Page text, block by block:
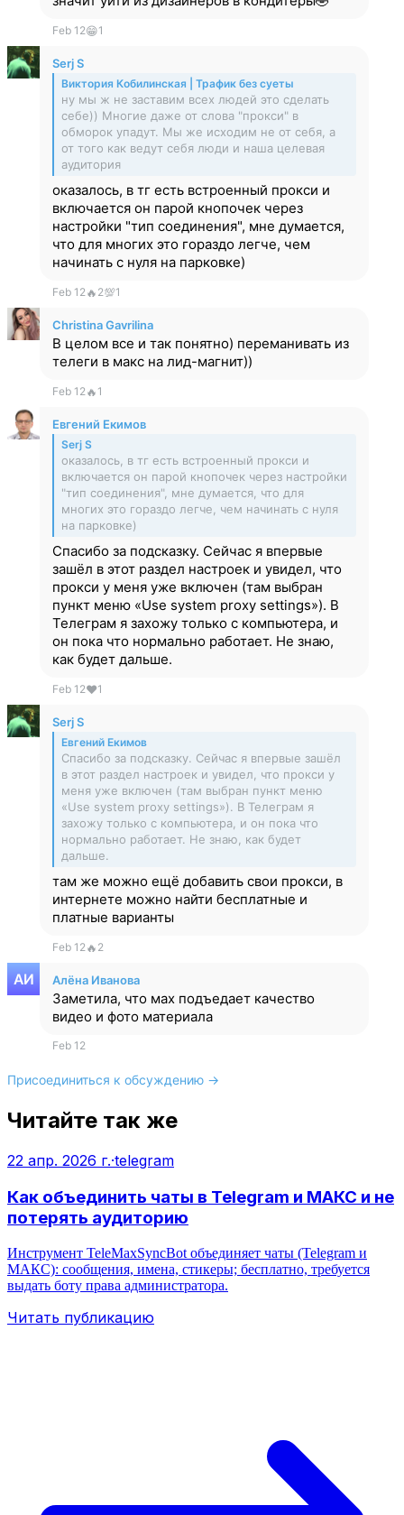
Feb 12😁1
Serj S
Виктория Кобилинская | Трафик без суеты
ну мы ж не заставим всех людей это сделать
себе)) Многие даже от слова "прокси" в
обморок упадут. Мы же исходим не от себя, а
от того как ведут себя люди и наша целевая
аудитория
оказалось, в тг есть встроенный прокси и
включается он парой кнопочек через
настройки "тип соединения", мне думается,
что для многих это гораздо легче, чем
начинать с нуля на парковке)
Feb 12🔥 2💯1
Christina Gavrilina
В целом все и так понятно) переманивать из
телеги в макс на лид-магнит))
Feb 12🔥 1
Евгений Екимов
Serj S
оказалось, в тг есть встроенный прокси и
включается он парой кнопочек через настройки
"тип соединения", мне думается, что для
многих это гораздо легче, чем начинать с нуля
на парковке)
Спасибо за подсказку. Сейчас я впервые
зашёл в этот раздел настроек и увидел, что
прокси у меня уже включен (там выбран
пункт меню «Use system proxy settings»). В
Телеграм я захожу только с компьютера, и
он пока что нормально работает. Не знаю,
как будет дальше.
Feb 12❤1
Serj S
Евгений Екимов
Спасибо за подсказку. Сейчас я впервые зашёл
в этот раздел настроек и увидел, что прокси у
меня уже включен (там выбран пункт меню
«Use system proxy settings»). В Телеграм я
захожу только с компьютера, и он пока что
нормально работает. Не знаю, как будет
дальше.
там же можно ещё добавить свои прокси, в
интернете можно найти бесплатные и
платные варианты
Feb 12🔥 2
Алёна Иванова
Заметила, что мах подъедает качество
видео и фото материала
Feb 12
Присоединиться к обсуждению →
Читайте так же
22 апр. 2026 г.·telegram
Как объединить чаты в Telegram и МАКС и не
потерять аудиторию
Инструмент TeleMaxSyncBot объединяет чаты (Telegram и
МАКС): сообщения, имена, стикеры; бесплатно, требуется
выдать боту права администратора.
Читать публикацию